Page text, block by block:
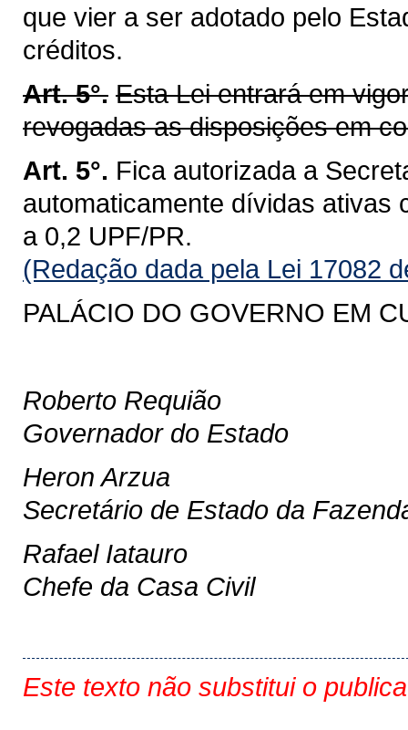
que vier a ser adotado pelo
créditos.
Art. 5°. Esta Lei entrará em
revogadas as disposições em
Art. 5°. Fica autorizada a
automaticamente dívidas ativas
a 0,2 UPF/PR.
(Redação dada pela Lei 17082
PALÁCIO DO GOVERNO EM
Roberto Requião
Governador do Estado
Heron Arzua
Secretário de Estado da
Rafael Iatauro
Chefe da Casa Civil
Este texto não substitui o